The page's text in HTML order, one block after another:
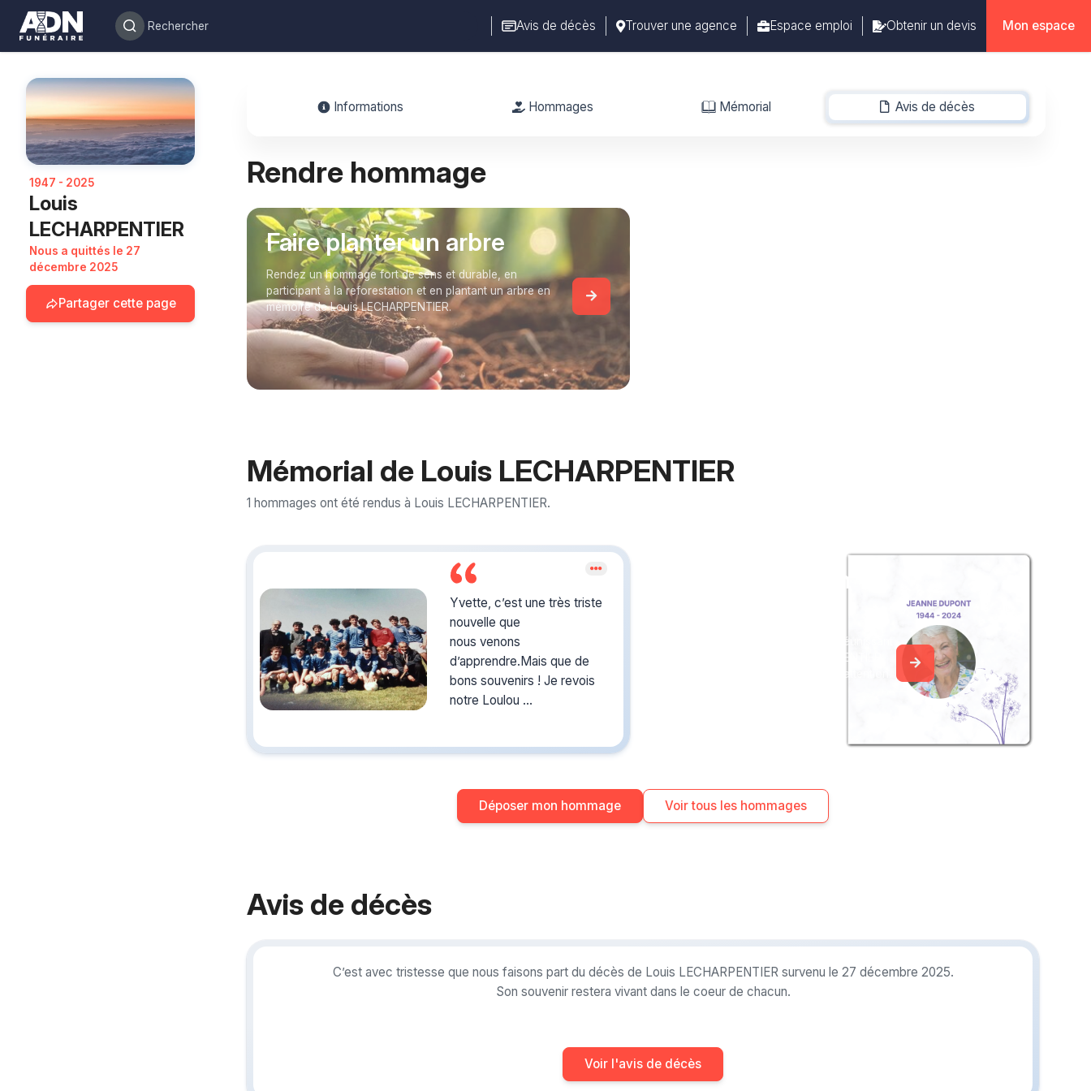
Avis de décès Trouver une agence Espace emploi Obtenir un devis Mon espace
1947 - 2025
Louis
LECHARPENTIER
Nous a quittés le 27
décembre 2025
Partager cette page
Informations Hommages Mémorial Avis de décès
-
Rendre hommage
Faire planter un arbre
Rendez un hommage fort de sens et durable, en
participant à la reforestation et en plantant un arbre en
mémoire de Louis LECHARPENTIER.
Mémorial de Louis LECHARPENTIER
1 hommages ont été rendus à Louis LECHARPENTIER.
Yvette, c’est une très triste
nouvelle que
nous venons
d’apprendre.Mais que de
bons souvenirs ! Je revois
notre Loulou
bleue bondée de ballons
petit local de la salle du
Clos Gastel. Ou
😂 qui pour
la dixième fois n’avait pas
dans toutes ses équipes de
Créez un album
Créez un album collaboratif en réunissant
les hommages à Louis LECHARPENTIER,
pour vous ou pour une délicate attention.
Déposer mon hommage Voir tous les hommages
Avis de décès
C’est avec tristesse que nous faisons part du décès de Louis LECHARPENTIER survenu le 27 décembre 2025.
Son souvenir restera vivant dans le coeur de chacun.
Voir l'avis de décès